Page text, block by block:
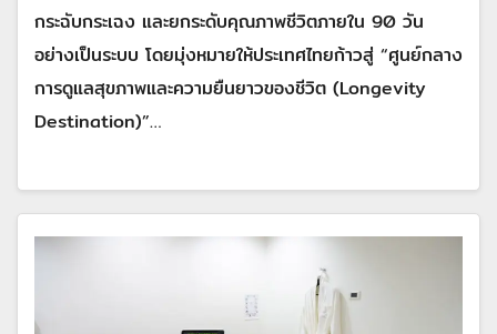
กระฉับกระเฉง และยกระดับคุณภาพชีวิตภายใน 90 วัน
อย่างเป็นระบบ โดยมุ่งหมายให้ประเทศไทยก้าวสู่ “ศูนย์กลาง
การดูแลสุขภาพและความยืนยาวของชีวิต (Longevity
Destination)”…